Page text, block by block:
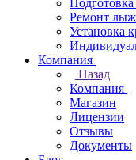
Ремонт
Установка
Компания
Назад
Компания
Магазин
Лицензии
Отзывы
Документы